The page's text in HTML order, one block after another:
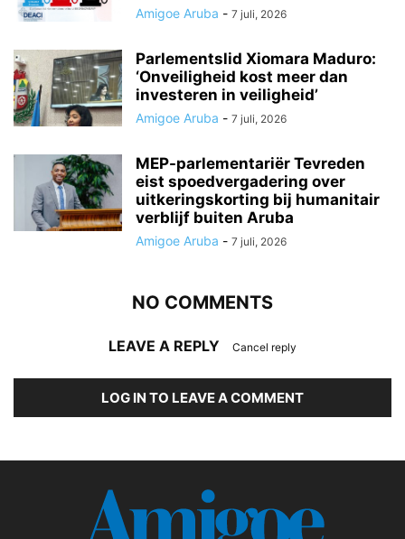
Amigoe Aruba - 7 juli, 2026
Parlementslid Xiomara Maduro:
‘Onveiligheid kost meer dan
investeren in veiligheid’
Amigoe Aruba - 7 juli, 2026
MEP-parlementariër Tevreden
eist spoedvergadering over
uitkeringskorting bij humanitair
verblijf buiten Aruba
Amigoe Aruba - 7 juli, 2026
NO COMMENTS
LEAVE A REPLY Cancel reply
LOG IN TO LEAVE A COMMENT